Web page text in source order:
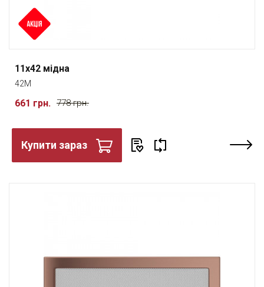
11x42 мідна
42M
661 грн. 778 грн.
Купити зараз